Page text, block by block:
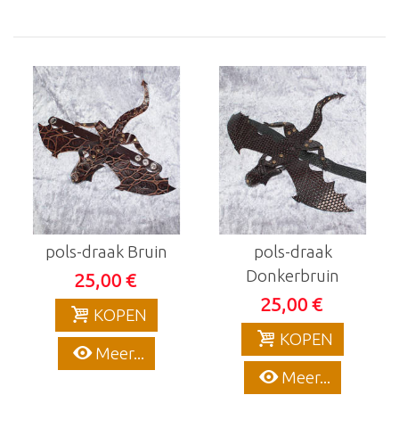
pols-draak Bruin
25,00 €
KOPEN
Meer...
pols-draak
Donkerbruin
25,00 €
KOPEN
Meer...